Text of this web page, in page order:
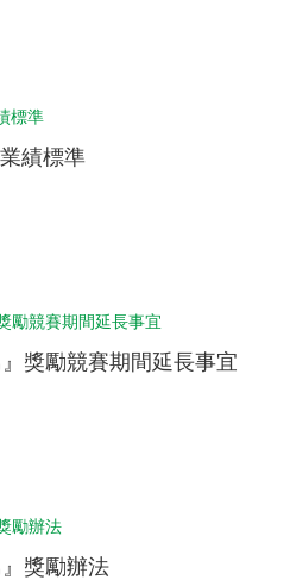
績標準
獎勵競賽期間延長事宜
獎勵辦法